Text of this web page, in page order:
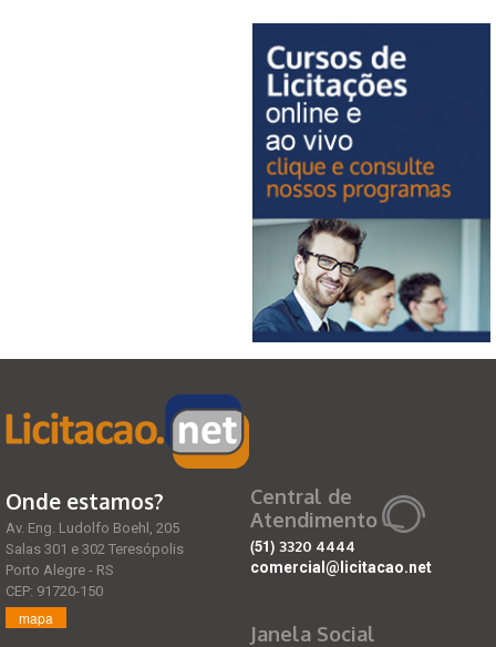
Onde estamos?
Av. Eng. Ludolfo Boehl, 205
Salas 301 e 302 Teresópolis
Porto Alegre - RS
CEP: 91720-150
mapa
Central de
Atendimento
(51) 3320 4444
comercial@licitacao.net
Janela Social